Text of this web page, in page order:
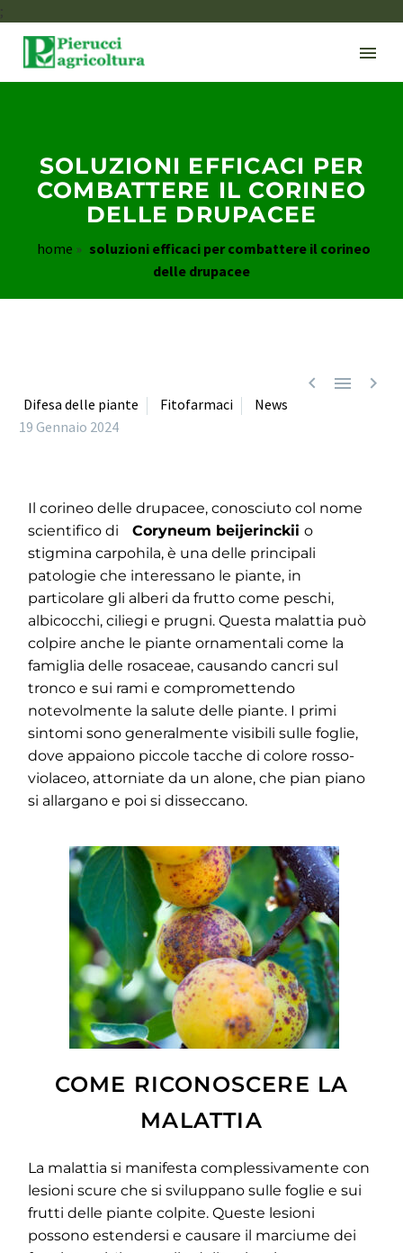
;
SOLUZIONI EFFICACI PER
COMBATTERE IL CORINEO
DELLE DRUPACEE
home » soluzioni efficaci per combattere il corineo
delle drupacee
  
Difesa delle piante Fitofarmaci
News
19 Gennaio 2024
Il corineo delle drupacee, conosciuto col nome
scientifico di
Coryneum beijerinckii o
stigmina carpohila, è una delle principali
patologie che interessano le piante, in
particolare gli alberi da frutto come peschi,
albicocchi, ciliegi e prugni. Questa malattia può
colpire anche le piante ornamentali come la
famiglia delle rosaceae, causando cancri sul
tronco e sui rami e compromettendo
notevolmente la salute delle piante. I primi
sintomi sono generalmente visibili sulle foglie,
dove appaiono piccole tacche di colore rosso-
violaceo, attorniate da un alone, che pian piano
si allargano e poi si disseccano.
COME RICONOSCERE LA
MALATTIA
La malattia si manifesta complessivamente con
lesioni scure che si sviluppano sulle foglie e sui
frutti delle piante colpite. Queste lesioni
possono estendersi e causare il marciume dei